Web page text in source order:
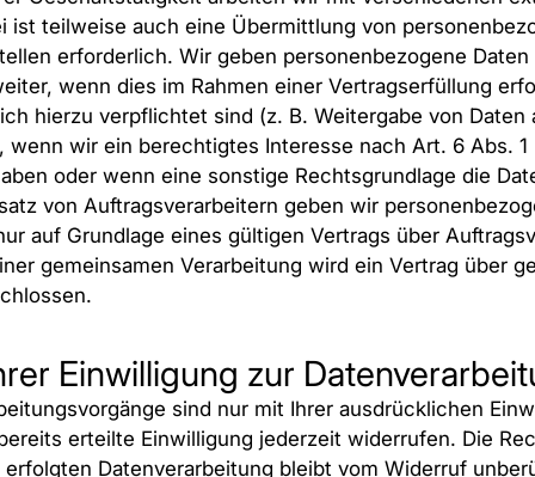
ist teilweise auch eine Übermittlung von
erforderlich. Wir geben personenbezogene Daten
wenn dies im Rahmen einer Vertragserfüllung
hierzu verpflichtet sind (z. B. Weitergabe von Daten
wenn wir ein berechtigtes Interesse nach Art. 6 Abs. 1
oder wenn eine sonstige Rechtsgrundlage die
von Auftragsverarbeitern geben wir
auf Grundlage eines gültigen Vertrags über
gemeinsamen Verarbeitung wird ein Vertrag über
Einwilligung zur
sind nur mit Ihrer ausdrücklichen
erteilte Einwilligung jederzeit widerrufen. Die
Datenverarbeitung bleibt vom Widerruf